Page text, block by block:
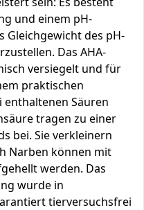
und einem pH-
Gleichgewicht des pH-
Das AHA-
versiegelt und für
praktischen
enthaltenen Säuren
tragen zu einer
bei. Sie verkleinern
Narben können mit
werden. Das
wurde in
tierversuchsfrei